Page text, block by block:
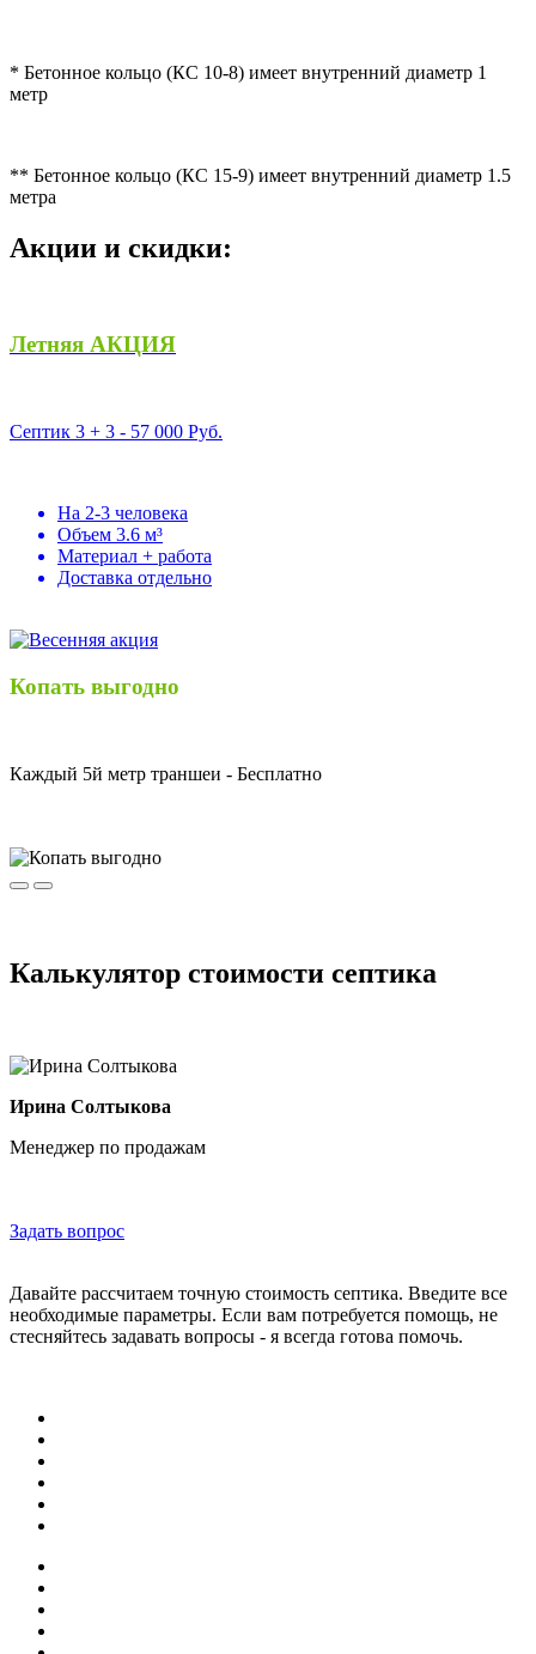
* Бетонное кольцо (КС 10-8) имеет внутренний диаметр 1
метр
** Бетонное кольцо (КС 15-9) имеет внутренний диаметр 1.5
метра
Акции и скидки:
Летняя АКЦИЯ
Септик 3 + 3 - 57 000 Руб.
На 2-3 человека
Объем 3.6 м³
Материал + работа
Доставка отдельно
Копать выгодно
Каждый 5й метр траншеи - Бесплатно
Калькулятор стоимости септика
Ирина Солтыкова
Менеджер по продажам
Задать вопрос
Давайте рассчитаем точную стоимость септика. Введите все
необходимые параметры. Если вам потребуется помощь, не
стесняйтесь задавать вопросы - я всегда готова помочь.